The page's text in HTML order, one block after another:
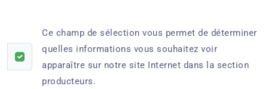
Ce champ de sélection vous permet de déterminer
quelles informations vous souhaitez voir
apparaître sur notre site Internet dans la section
producteurs.